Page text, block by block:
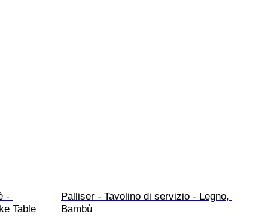
-
Table
Palliser - Tavolino di servizio - Legno,
Bambù